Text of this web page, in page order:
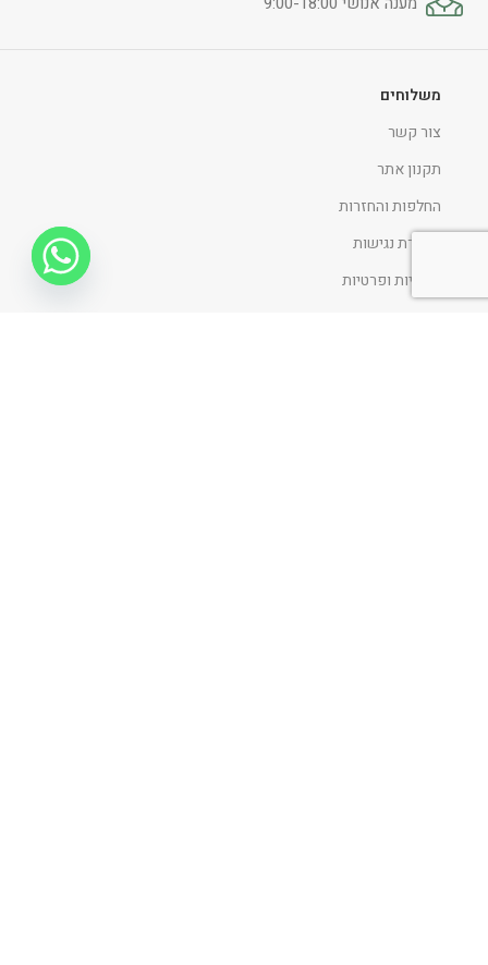
משלוחים
צור קשר
תקנון אתר
החלפות והחזרות
הצהרת נגישות
מדיניות ופרטיות